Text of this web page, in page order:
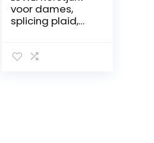
voor dames,
splicing plaid,
Halloween,